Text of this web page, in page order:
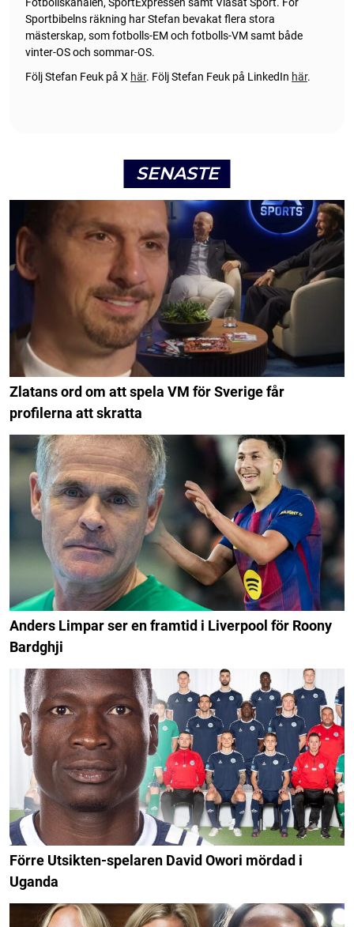
Fotbollskanalen, SportExpressen samt Viasat Sport. För
Sportbibelns räkning har Stefan bevakat flera stora
mästerskap, som fotbolls-EM och fotbolls-VM samt både
vinter-OS och sommar-OS.
Följ Stefan Feuk på X här. Följ Stefan Feuk på LinkedIn här.
SENASTE
Zlatans ord om att spela VM för Sverige får
profilerna att skratta
Anders Limpar ser en framtid i Liverpool för Roony
Bardghji
Förre Utsikten-spelaren David Owori mördad i
Uganda